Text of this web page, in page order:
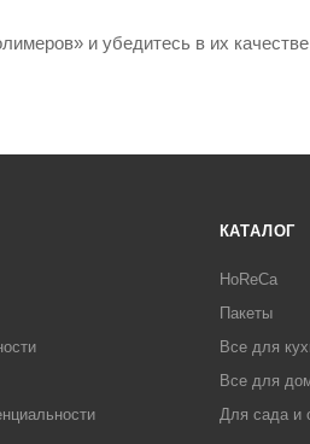
и убедитесь в их
КАТАЛОГ
HoReCa
Пакеты
Все для
Все для
Для сада и